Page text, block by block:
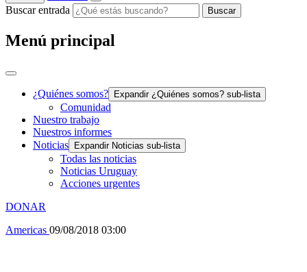
Buscar entrada
Buscar
Menú principal
¿Quiénes somos? Expandir ¿Quiénes somos? sub-lista
Comunidad
Nuestro trabajo
Nuestros informes
Noticias
Expandir Noticias sub-lista
Todas las noticias
Noticias Uruguay
Acciones urgentes
DONAR
Americas 09/08/2018 03:00